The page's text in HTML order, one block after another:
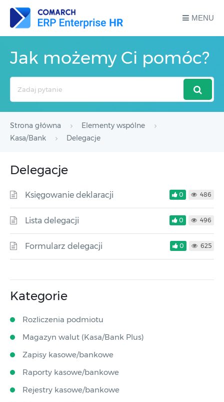
MENU
Jak możemy Ci pomóc?
Strona główna
Elementy wspólne
Kasa/Bank
Delegacje
Delegacje
Księgowanie deklaracji 0 486
Lista delegacji 0 496
Formularz delegacji 0 625
Kategorie
Rozliczenia podmiotu
Magazyn walut (Kasa/Bank Plus)
Zapisy kasowe/bankowe
Raporty kasowe/bankowe
Rejestry kasowe/bankowe